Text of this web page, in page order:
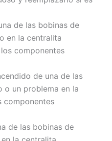
de las bobinas de
en la centralita
componentes
de una de las
o un problema en la
componentes
de las bobinas de